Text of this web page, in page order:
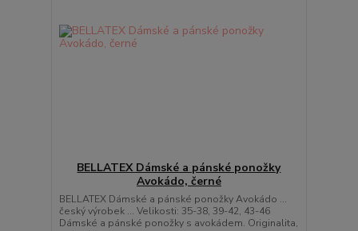
BELLATEX Dámské a pánské ponožky
Avokádo, černé
BELLATEX Dámské a pánské ponožky Avokádo ...
český výrobek ... Velikosti: 35-38, 39-42, 43-46
Dámské a pánské ponožky s avokádem. Originalita,